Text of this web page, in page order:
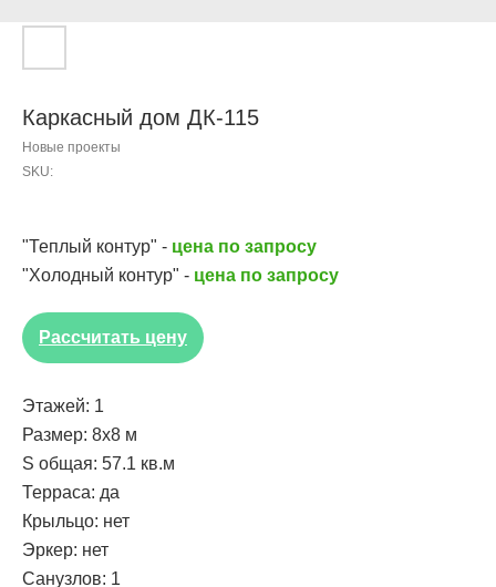
Каркасный дом ДК-115
Новые проекты
SKU:
"Теплый контур" - цена по запросу
"Холодный контур" - цена по запросу
Рассчитать цену
Этажей: 1
Размер: 8x8 м
S общая: 57.1 кв.м
Терраса: да
Крыльцо: нет
Эркер: нет
Санузлов: 1